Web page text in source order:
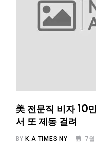
美 전문직 비자 10
서 또 제동 걸려
BY K.A TIMES NY 7